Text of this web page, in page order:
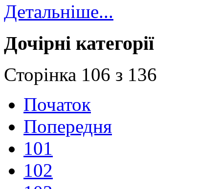
Детальніше...
Дочірні категорії
Сторінка 106 з 136
Початок
Попередня
101
102